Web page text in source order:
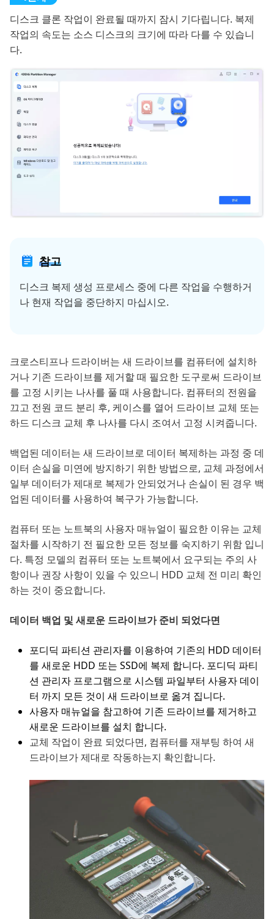
디스크 클론 작업이 완료될 때까지 잠시 기다립니다. 복제
작업의 속도는 소스 디스크의 크기에 따라 다를 수 있습니
다.
참고
디스크 복제 생성 프로세스 중에 다른 작업을 수행하거
나 현재 작업을 중단하지 마십시오.
크로스티프나 드라이버는 새 드라이브를 컴퓨터에 설치하
거나 기존 드라이브를 제거할 때 필요한 도구로써 드라이브
를 고정 시키는 나사를 풀 때 사용합니다. 컴퓨터의 전원을
끄고 전원 코드 분리 후, 케이스를 열어 드라이브 교체 또는
하드 디스크 교체 후 나사를 다시 조여서 고정 시켜줍니다.
백업된 데이터는 새 드라이브로 데이터 복제하는 과정 중 데
이터 손실을 미연에 방지하기 위한 방법으로, 교체 과정에서
일부 데이터가 제대로 복제가 안되었거나 손실이 된 경우 백
업된 데이터를 사용하여 복구가 가능합니다.
컴퓨터 또는 노트북의 사용자 매뉴얼이 필요한 이유는 교체
절차를 시작하기 전 필요한 모든 정보를 숙지하기 위함 입니
다. 특정 모델의 컴퓨터 또는 노트북에서 요구되는 주의 사
항이나 권장 사항이 있을 수 있으니 HDD 교체 전 미리 확인
하는 것이 중요합니다.
데이터 백업 및 새로운 드라이브가 준비 되었다면
포디딕 파티션 관리자를 이용하여 기존의 HDD 데이터
를 새로운 HDD 또는 SSD에 복제 합니다. 포디딕 파티
션 관리자 프로그램으로 시스템 파일부터 사용자 데이
터 까지 모든 것이 새 드라이브로 옮겨 집니다.
사용자 매뉴얼을 참고하여 기존 드라이브를 제거하고
새로운 드라이브를 설치 합니다.
교체 작업이 완료 되었다면, 컴퓨터를 재부팅 하여 새
드라이브가 제대로 작동하는지 확인합니다.